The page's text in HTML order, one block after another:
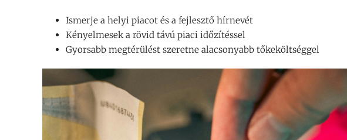
Ismerje a helyi piacot és a fejlesztő hírnevét
Kényelmesek a rövid távú piaci időzítéssel
Gyorsabb megtérülést szeretne alacsonyabb tőkeköltséggel